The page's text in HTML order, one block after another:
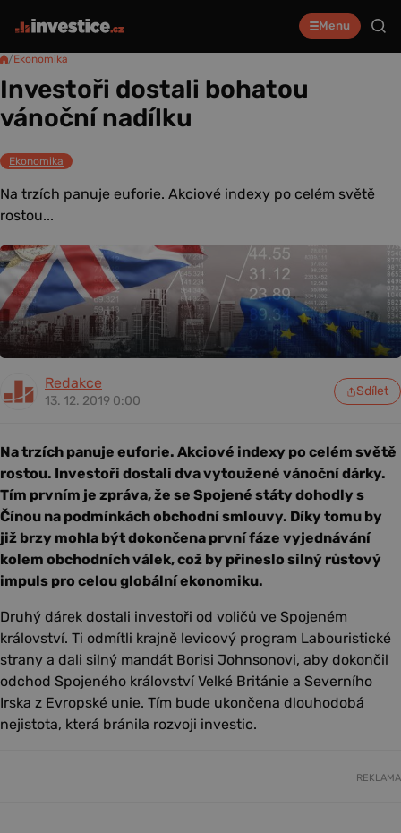
Menu
/Ekonomika
Investoři dostali bohatou
vánoční nadílku
Ekonomika
Na trzích panuje euforie. Akciové indexy po celém světě
rostou...
Redakce
13. 12. 2019 0:00
Sdílet
Na trzích panuje euforie. Akciové indexy po celém světě
rostou. Investoři dostali dva vytoužené vánoční dárky.
Tím prvním je zpráva, že se Spojené státy dohodly s
Čínou na podmínkách obchodní smlouvy. Díky tomu by
již brzy mohla být dokončena první fáze vyjednávání
kolem obchodních válek, což by přineslo silný růstový
impuls pro celou globální ekonomiku.
Druhý dárek dostali investoři od voličů ve Spojeném
království. Ti odmítli krajně levicový program Labouristické
strany a dali silný mandát Borisi Johnsonovi, aby dokončil
odchod Spojeného království Velké Británie a Severního
Irska z Evropské unie. Tím bude ukončena dlouhodobá
nejistota, která bránila rozvoji investic.
REKLAMA